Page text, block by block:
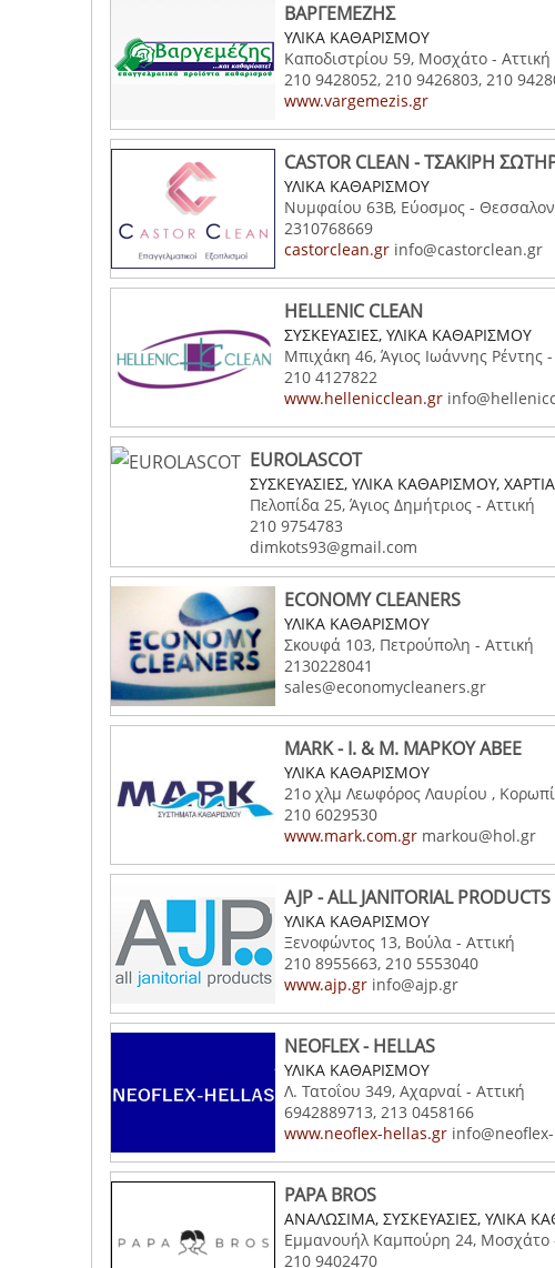
ΒΑΡΓΕΜΕΖΗΣ
ΥΛΙΚΑ ΚΑΘΑΡΙΣΜΟΥ
Καποδιστρίου 59, Μοσχάτο - Αττική
210 9428052, 210 9426803, 210
www.vargemezis.gr
CASTOR CLEAN - ΤΣΑΚΙΡΗ
ΥΛΙΚΑ ΚΑΘΑΡΙΣΜΟΥ
Νυμφαίου 63Β, Εύοσμος -
2310768669
castorclean.gr info@castorclean.gr
HELLENIC CLEAN
ΣΥΣΚΕΥΑΣΙΕΣ, ΥΛΙΚΑ ΚΑΘΑΡΙΣΜΟΥ
Μπιχάκη 46, Άγιος Ιωάννης Ρέντης -
210 4127822
www.hellenicclean.gr
EUROLASCOT
ΣΥΣΚΕΥΑΣΙΕΣ, ΥΛΙΚΑ ΚΑΘΑΡΙΣΜΟΥ,
Πελοπίδα 25, Άγιος Δημήτριος - Αττική
210 9754783
dimkots93@gmail.com
ECONOMY CLEANERS
ΥΛΙΚΑ ΚΑΘΑΡΙΣΜΟΥ
Σκουφά 103, Πετρούπολη - Αττική
2130228041
sales@economycleaners.gr
MARK - Ι. & Μ. ΜΑΡΚΟΥ ΑΒΕΕ
ΥΛΙΚΑ ΚΑΘΑΡΙΣΜΟΥ
21ο χλμ Λεωφόρος Λαυρίου , Κορωπί
210 6029530
www.mark.com.gr markou@hol.gr
AJP - ALL JANITORIAL PRODUCTS
ΥΛΙΚΑ ΚΑΘΑΡΙΣΜΟΥ
Ξενοφώντος 13, Βούλα - Αττική
210 8955663, 210 5553040
www.ajp.gr info@ajp.gr
NEOFLEX - HELLAS
ΥΛΙΚΑ ΚΑΘΑΡΙΣΜΟΥ
Λ. Τατοΐου 349, Αχαρναί - Αττική
6942889713, 213 0458166
www.neoflex-hellas.gr
PAPA BROS
ΑΝΑΛΩΣΙΜΑ, ΣΥΣΚΕΥΑΣΙΕΣ, ΥΛΙΚΑ
Εμμανουήλ Καμπούρη 24, Μοσχάτο
210 9402470